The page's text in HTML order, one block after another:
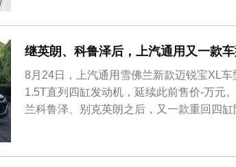
家合资车企来看，广汽本田11月终端销量
田11月终端销量为8532...
继英朗、科鲁泽后，上汽通用又一款
8月24日，上汽通用雪佛兰新款迈锐宝XL
1.5T直列四缸发动机，延续此前售价-万元
兰科鲁泽、别克英朗之后，又一款重回四
两侧长条的LED灯组与上格栅相融合。车
4933mm/1854mm/1472mm，...